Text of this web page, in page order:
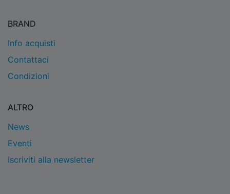
BRAND
Info acquisti
Contattaci
Condizioni
ALTRO
News
Eventi
Iscriviti alla newsletter